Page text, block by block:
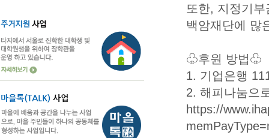
또한, 지정기
백암재단에 많
♧후원 방법♧
1. 기업은행
2. 해피나눔으
https://